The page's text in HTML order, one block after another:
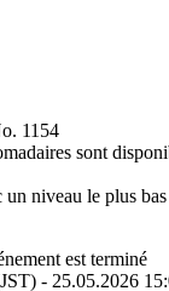
1154
sont
un niveau le plus
est terminé
- 25.05.2026